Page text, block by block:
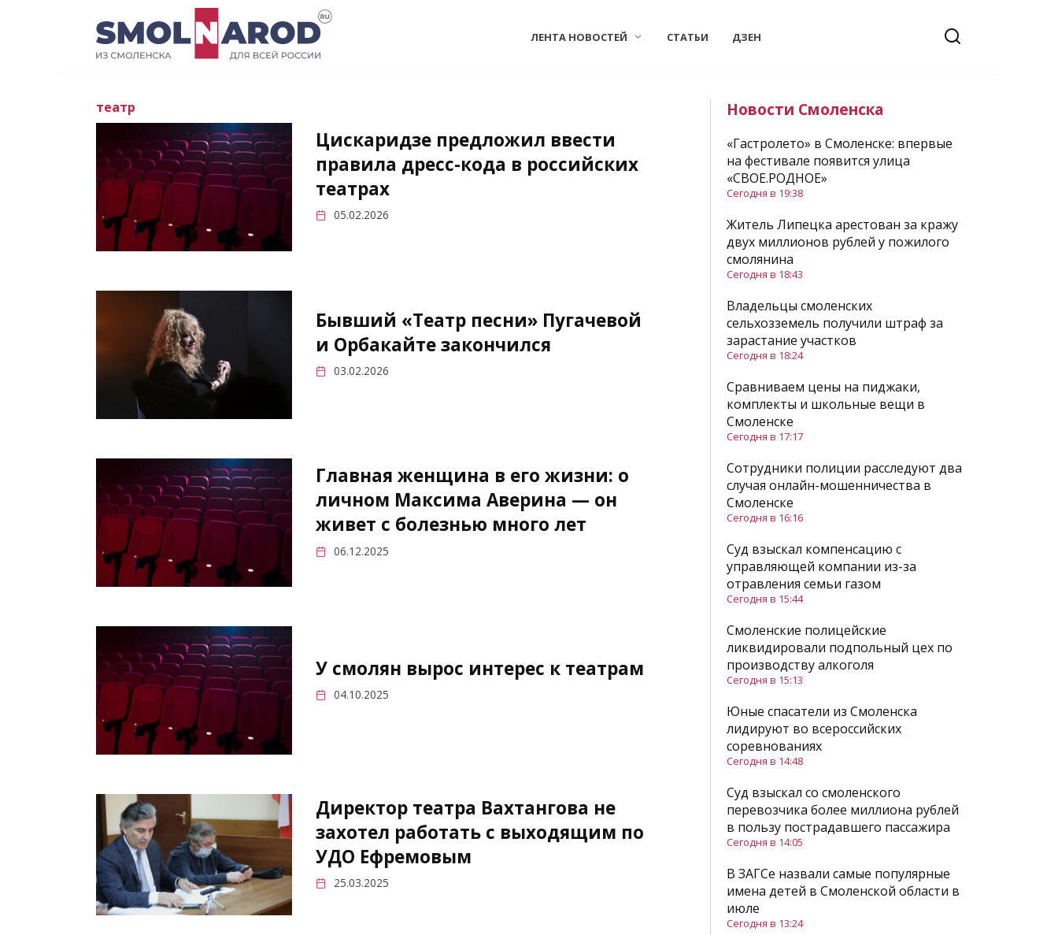
ЛЕНТА НОВОСТЕЙ СТАТЬИ ДЗЕН
театр
Цискаридзе предложил ввести
правила дресс-кода в российских
театрах
05.02.2026
Бывший «Театр песни» Пугачевой
и Орбакайте закончился
03.02.2026
Главная женщина в его жизни: о
личном Максима Аверина — он
живет с болезнью много лет
06.12.2025
У смолян вырос интерес к театрам
04.10.2025
Директор театра Вахтангова не
захотел работать с выходящим по
УДО Ефремовым
25.03.2025
Новости Смоленска
«Гастролето» в Смоленске: впервые
на фестивале появится улица
«СВОЕ.РОДНОЕ»
Сегодня в 19:38
Житель Липецка арестован за кражу
двух миллионов рублей у пожилого
смолянина
Сегодня в 18:43
Владельцы смоленских
сельхозземель получили штраф за
зарастание участков
Сегодня в 18:24
Сравниваем цены на пиджаки,
комплекты и школьные вещи в
Смоленске
Сегодня в 17:17
Сотрудники полиции расследуют два
случая онлайн-мошенничества в
Смоленске
Сегодня в 16:16
Суд взыскал компенсацию с
управляющей компании из-за
отравления семьи газом
Сегодня в 15:44
Смоленские полицейские
ликвидировали подпольный цех по
производству алкоголя
Сегодня в 15:13
Юные спасатели из Смоленска
лидируют во всероссийских
соревнованиях
Сегодня в 14:48
Суд взыскал со смоленского
перевозчика более миллиона рублей
в пользу пострадавшего пассажира
Сегодня в 14:05
В ЗАГСе назвали самые популярные
имена детей в Смоленской области в
июле
Сегодня в 13:24